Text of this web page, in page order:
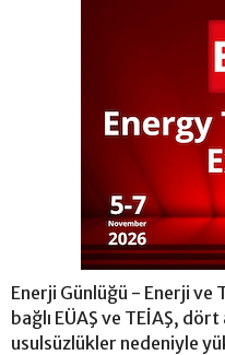
Enerji Günlüğü - Enerji ve
bağlı EÜAŞ ve TEİAŞ,
usulsüzlükler nedeniyle